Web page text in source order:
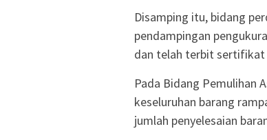
Disamping itu, bidang
pendampingan
dan telah terbit
Pada Bidang Pemulihan
keseluruhan barang
jumlah penyelesaian